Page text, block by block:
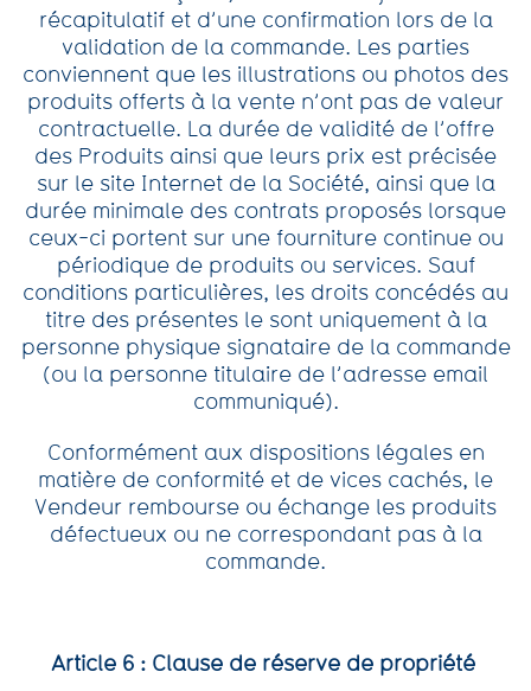
récapitulatif et d’une confirmation lors de la
validation de la commande. Les parties
conviennent que les illustrations ou photos des
produits offerts à la vente n’ont pas de valeur
contractuelle. La durée de validité de l’offre
des Produits ainsi que leurs prix est précisée
sur le site Internet de la Société, ainsi que la
durée minimale des contrats proposés lorsque
ceux-ci portent sur une fourniture continue ou
périodique de produits ou services. Sauf
conditions particulières, les droits concédés au
titre des présentes le sont uniquement à la
personne physique signataire de la commande
(ou la personne titulaire de l’adresse email
communiqué).
Conformément aux dispositions légales en
matière de conformité et de vices cachés, le
Vendeur rembourse ou échange les produits
défectueux ou ne correspondant pas à la
commande.
Article 6 : Clause de réserve de propriété